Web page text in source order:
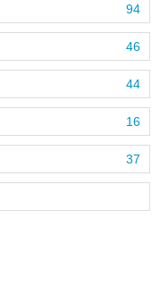
94
46
44
16
37